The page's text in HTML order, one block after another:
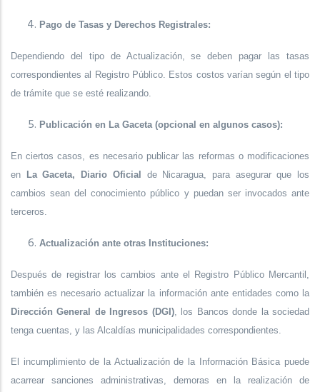
Pago de Tasas y Derechos Registrales:
Dependiendo del tipo de Actualización, se deben pagar las tasas
correspondientes al Registro Público. Estos costos varían según el tipo
de trámite que se esté realizando.
Publicación en La Gaceta (opcional en algunos casos):
En ciertos casos, es necesario publicar las reformas o modificaciones
en La Gaceta, Diario Oficial de Nicaragua, para asegurar que los
cambios sean del conocimiento público y puedan ser invocados ante
terceros.
Actualización ante otras Instituciones:
Después de registrar los cambios ante el Registro Público Mercantil,
también es necesario actualizar la información ante entidades como la
Dirección General de Ingresos (DGI), los Bancos donde la sociedad
tenga cuentas, y las Alcaldías municipalidades correspondientes.
El incumplimiento de la Actualización de la Información Básica puede
acarrear sanciones administrativas, demoras en la realización de